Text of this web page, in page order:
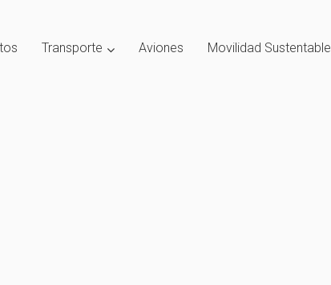
Transporte Aviones Movilidad Sustentable